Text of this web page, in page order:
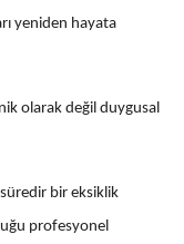
yeniden hayata
değil duygusal
bir eksiklik
profesyonel